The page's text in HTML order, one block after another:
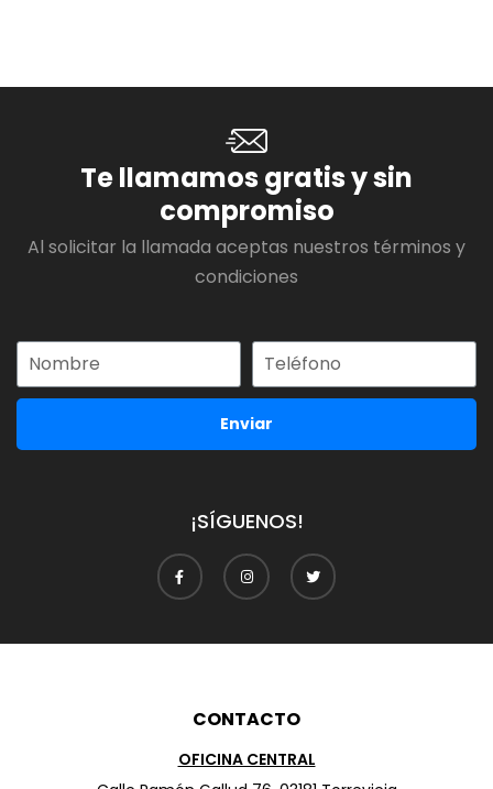
Te llamamos gratis y sin
compromiso
Al solicitar la llamada aceptas nuestros términos y
condiciones
Enviar
¡SÍGUENOS!
CONTACTO
OFICINA CENTRAL